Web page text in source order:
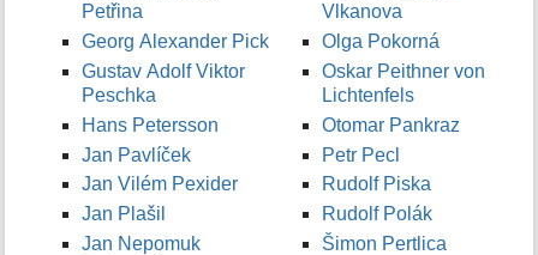
Petřina
Georg Alexander Pick
Gustav Adolf Viktor
Peschka
Hans Petersson
Jan Pavlíček
Jan Vilém Pexider
Jan Plašil
Jan Nepomuk
Vlkanova
Olga Pokorná
Oskar Peithner von
Lichtenfels
Otomar Pankraz
Petr Pecl
Rudolf Piska
Rudolf Polák
Šimon Pertlica